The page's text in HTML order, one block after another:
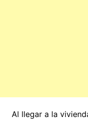
Al llegar a la